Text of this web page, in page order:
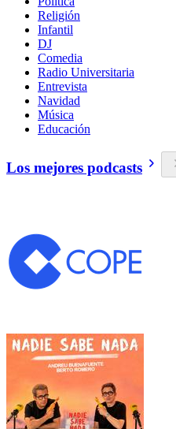
Religión
Infantil
DJ
Comedia
Radio Universitaria
Entrevista
Navidad
Música
Educación
Los mejores podcasts